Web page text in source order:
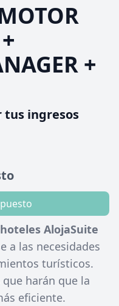
+
tus ingresos
AlojaSuite
a las necesidades
turísticos.
harán que la
eficiente.